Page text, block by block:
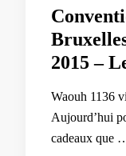
2015 –
Waouh 1136
Aujourd’hui
cadeaux que